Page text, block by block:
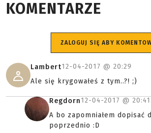
KOMENTARZE
ZALOGUJ SIĘ ABY
Lambert12-04-2017 @ 20:29
Ale się krygowałeś z tym..?! ;)
Regdorn12-04-2017 @ 20:41
A bo zapomniałem dopisać
poprzednio :D